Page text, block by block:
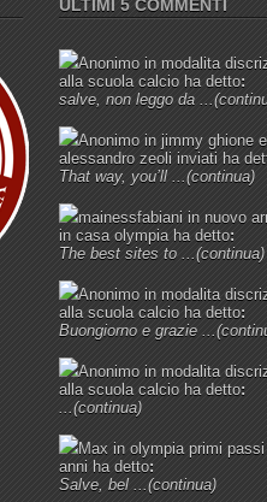
ULTIMI 5 COMMENTI
Anonimo in modalita
alla scuola calcio ha detto:
salve, non leggo da ...
Anonimo in jimmy ghione e
alessandro zeoli inviati ha
That way, you’ll ... (continua)
mainessfabiani in nuovo
in casa olympia ha detto:
The best sites to ... (continua)
Anonimo in modalita
alla scuola calcio ha detto:
Buongiorno e grazie ...
Anonimo in modalita
alla scuola calcio ha detto:
(continua)
Max in olympia primi
anni ha detto:
Salve, bel ... (continua)